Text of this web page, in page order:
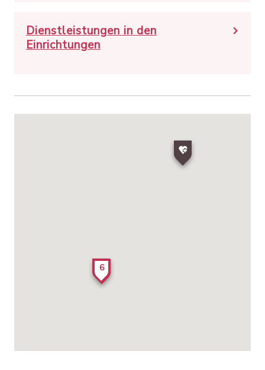
Dienstleistungen in den
Einrichtungen
6